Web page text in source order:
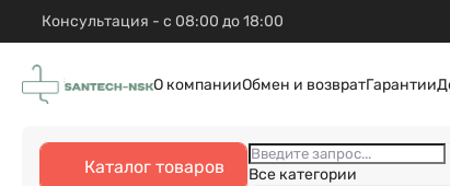
Консультация - с 08:00 до 18:00
О компанииОбмен и возвратГарантии
Каталог товаров
Все категории